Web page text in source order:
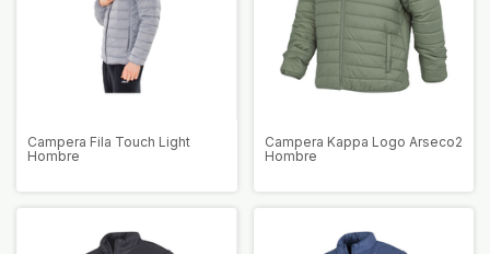
Campera Fila Touch Light
Hombre
Campera Kappa Logo Arseco2
Hombre